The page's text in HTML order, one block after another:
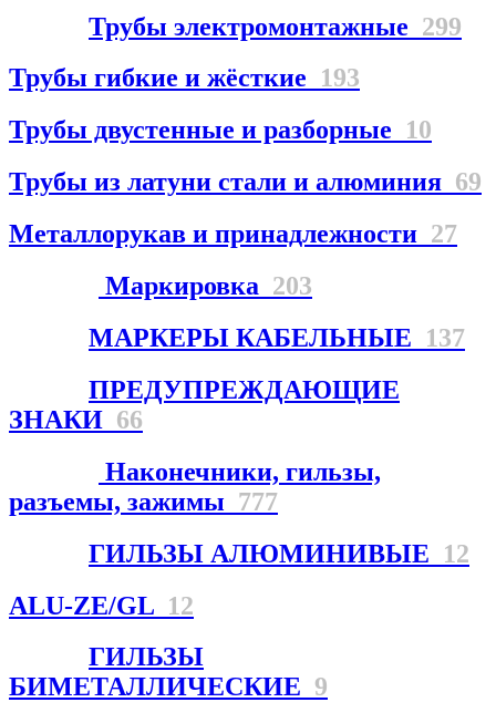
Трубы электромонтажные 299
Трубы гибкие и жёсткие 193
Трубы двустенные и разборные 10
Трубы из латуни стали и алюминия 69
Металлорукав и принадлежности 27
Маркировка 203
МАРКЕРЫ КАБЕЛЬНЫЕ 137
ПРЕДУПРЕЖДАЮЩИЕ
ЗНАКИ 66
Наконечники, гильзы,
разъемы, зажимы 777
ГИЛЬЗЫ АЛЮМИНИВЫЕ 12
ALU-ZE/GL 12
ГИЛЬЗЫ
БИМЕТАЛЛИЧЕСКИЕ 9